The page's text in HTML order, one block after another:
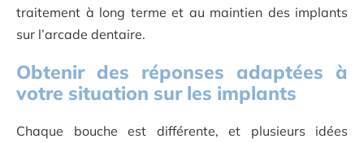
traitement à long terme et au maintien des implants
sur l’arcade dentaire.
Obtenir des réponses adaptées à
votre situation sur les implants
Chaque bouche est différente, et plusieurs idées